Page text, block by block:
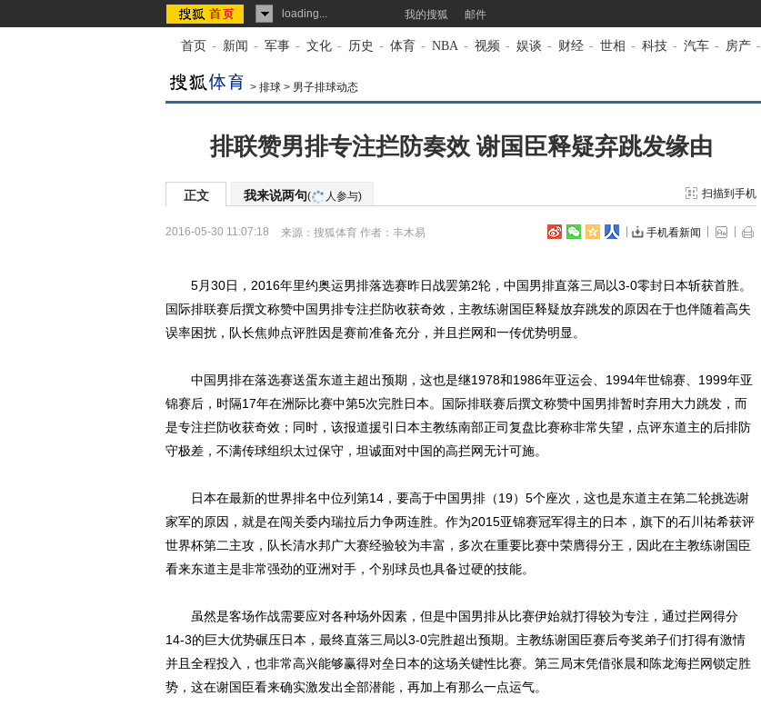
loading... 我的搜狐 邮件
首页 - 新闻 - 军事 - 文化 - 历史 - 体育 - NBA - 视频 - 娱谈 - 财经 - 世相 - 科技 - 汽车 - 房产 -
> 排球 > 男子排球动态
排联赞男排专注拦防奏效 谢国臣释疑弃跳发缘由
正文 我来说两句( 人参与) 扫描到手机
2016-05-30 11:07:18 来源： 搜狐体育 作者：丰木易 手机看新闻
5月30日，2016年里约奥运男排落选赛昨日战罢第2轮，中国男排直落三局以3-0零封日本斩获首胜。
国际排联赛后撰文称赞中国男排专注拦防收获奇效，主教练谢国臣释疑放弃跳发的原因在于也伴随着高失
误率困扰，队长焦帅点评胜因是赛前准备充分，并且拦网和一传优势明显。
中国男排在落选赛送蛋东道主超出预期，这也是继1978和1986年亚运会、1994年世锦赛、1999年亚
锦赛后，时隔17年在洲际比赛中第5次完胜日本。国际排联赛后撰文称赞中国男排暂时弃用大力跳发，而
是专注拦防收获奇效；同时，该报道援引日本主教练南部正司复盘比赛称非常失望，点评东道主的后排防
守极差，不满传球组织太过保守，坦诚面对中国的高拦网无计可施。
日本在最新的世界排名中位列第14，要高于中国男排（19）5个座次，这也是东道主在第二轮挑选谢
家军的原因，就是在闯关委内瑞拉后力争两连胜。作为2015亚锦赛冠军得主的日本，旗下的石川祐希获评
世界杯第二主攻，队长清水邦广大赛经验较为丰富，多次在重要比赛中荣膺得分王，因此在主教练谢国臣
看来东道主是非常强劲的亚洲对手，个别球员也具备过硬的技能。
虽然是客场作战需要应对各种场外因素，但是中国男排从比赛伊始就打得较为专注，通过拦网得分
14-3的巨大优势碾压日本，最终直落三局以3-0完胜超出预期。主教练谢国臣赛后夸奖弟子们打得有激情
并且全程投入，也非常高兴能够赢得对垒日本的这场关键性比赛。第三局末凭借张晨和陈龙海拦网锁定胜
势，这在谢国臣看来确实激发出全部潜能，再加上有那么一点运气。